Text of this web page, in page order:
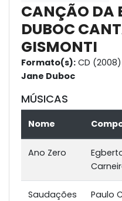
CANÇÃO DA
DUBOC
GISMONTI
Formato(s): CD (2008)
Jane Duboc
MÚSICAS
Nome
Ano Zero
Saudações
Paulo